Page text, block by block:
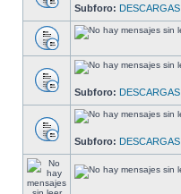
Subforo: DESCARGAS
Subforo: DESCARGAS
Subforo: DESCARGAS